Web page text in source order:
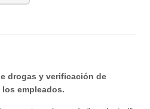
drogas y verificación de
empleados.